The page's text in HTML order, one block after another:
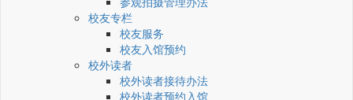
校友专栏
校友服务
校友入馆预约
校外读者
校外读者接待办法
校外读者预约入馆